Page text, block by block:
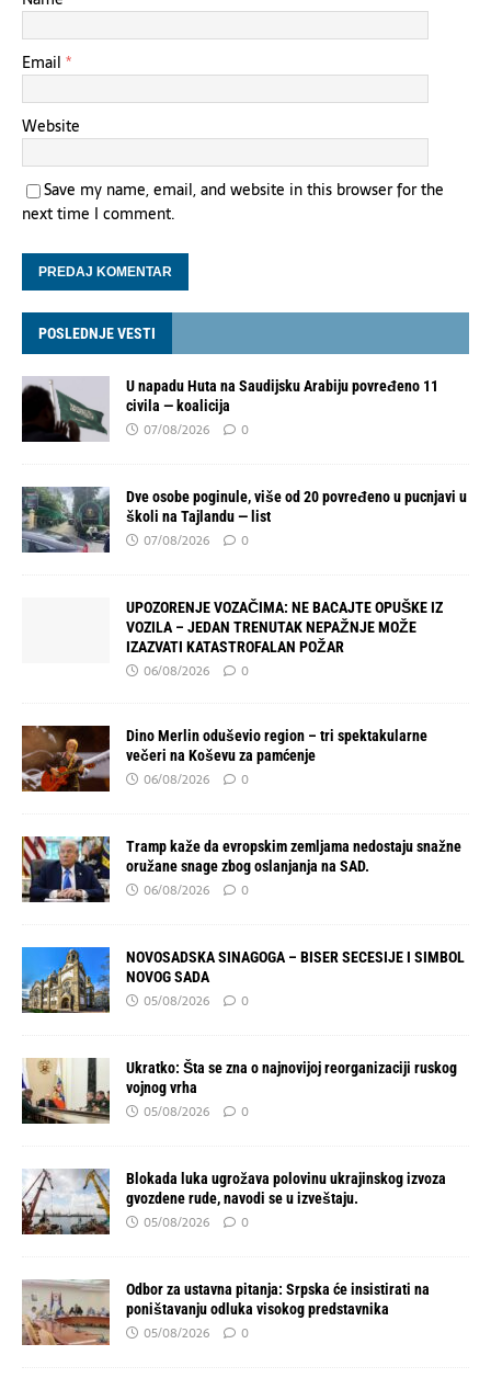
Email *
Website
Save my name, email, and website in this browser for the
next time I comment.
POSLEDNJE VESTI
U napadu Huta na Saudijsku Arabiju povređeno 11
civila — koalicija
07/08/2026 0
Dve osobe poginule, više od 20 povređeno u pucnjavi u
školi na Tajlandu — list
07/08/2026 0
UPOZORENJE VOZAČIMA: NE BACAJTE OPUŠKE IZ
VOZILA – JEDAN TRENUTAK NEPAŽNJE MOŽE
IZAZVATI KATASTROFALAN POŽAR
06/08/2026 0
Dino Merlin oduševio region – tri spektakularne
večeri na Koševu za pamćenje
06/08/2026 0
Tramp kaže da evropskim zemljama nedostaju snažne
oružane snage zbog oslanjanja na SAD.
06/08/2026 0
NOVOSADSKA SINAGOGA – BISER SECESIJE I SIMBOL
NOVOG SADA
05/08/2026 0
Ukratko: Šta se zna o najnovijoj reorganizaciji ruskog
vojnog vrha
05/08/2026 0
Blokada luka ugrožava polovinu ukrajinskog izvoza
gvozdene rude, navodi se u izveštaju.
05/08/2026 0
Odbor za ustavna pitanja: Srpska će insistirati na
poništavanju odluka visokog predstavnika
05/08/2026 0